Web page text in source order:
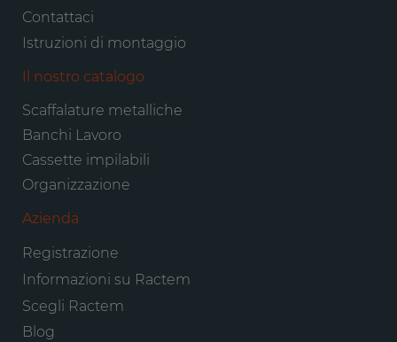
Contattaci
Istruzioni di montaggio
Il nostro catalogo
Scaffalature metalliche
Banchi Lavoro
Cassette impilabili
Organizzazione
Azienda
Registrazione
Informazioni su Ractem
Scegli Ractem
Blog